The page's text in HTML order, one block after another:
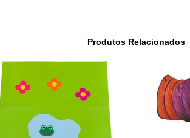
Produtos Relacionados